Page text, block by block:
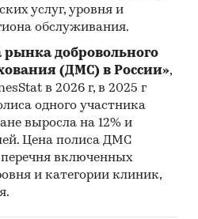
услуг, уровня и
обслуживания.
рынка добровольного
(ДМС) в России»,
в 2026 г, в 2025 г
одного участника
выросла на 12% и
Цена полиса ДМС
включенных
и категории клиник,